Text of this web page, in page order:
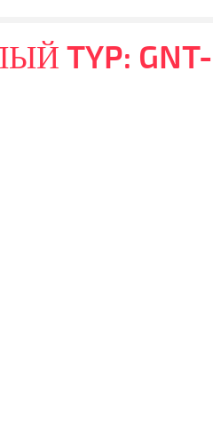
TYP: GNT-